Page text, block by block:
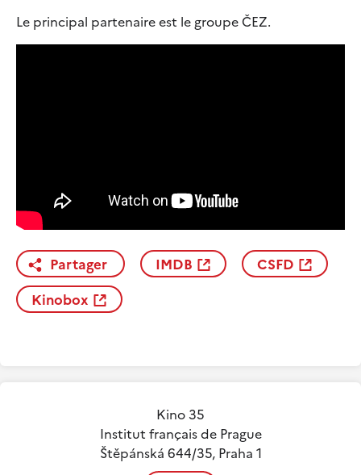
Le principal partenaire est le groupe ČEZ.
Partager IMDB
CSFD
Kinobox
Kino 35
Institut français de Prague
Štěpánská 644/35, Praha 1